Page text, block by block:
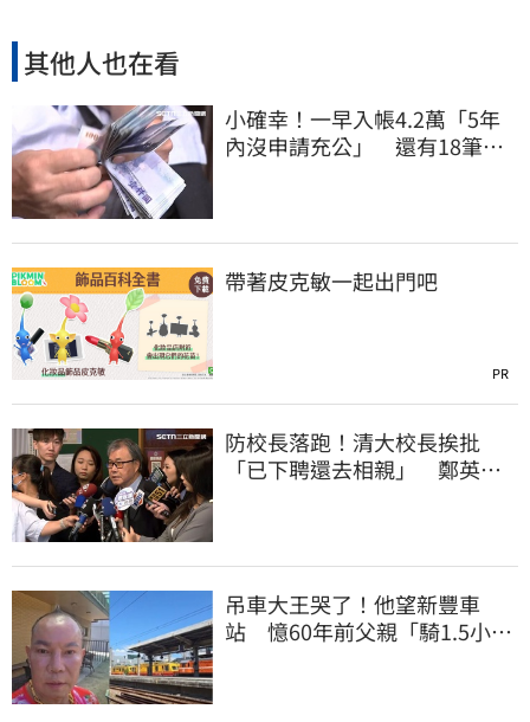
其他人也在看
小確幸！一早入帳4.2萬「5年
內沒申請充公」 還有18筆錢
帶著皮克敏一起出門吧
PR
防校長落跑！清大校長挨批
「已下聘還去相親」 鄭英
吊車大王哭了！他望新豐車
站 憶60年前父親「騎1.5小時